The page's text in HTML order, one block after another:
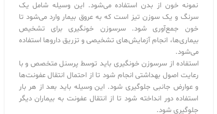
نمونه خون از بدن استفاده می‌شود. این وسیله شامل یک
سرنگ و یک سوزن تیز است که به عروق بیمار وارد می‌شود تا
خون جمع‌آوری شود. سرسوزن خونگیری برای تشخیص
بیماری‌ها، انجام آزمایش‌های تشخیصی و تزریق داروها استفاده
می‌شود.
استفاده از سرسوزن خونگیری باید توسط پرسنل متخصص و با
رعایت اصول بهداشتی انجام شود تا از احتمال انتقال عفونت‌ها
و عوارض جانبی جلوگیری شود. این وسیله باید بعد از هر بار
استفاده دور انداخته شود تا از انتقال عفونت به بیماران دیگر
جلوگیری شود.